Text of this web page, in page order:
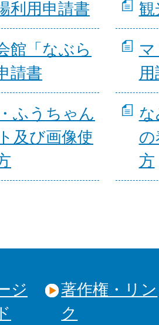
利用申請書 観
館「なぶら
請書
ふうちゃん
及び画像使
方
ジ
著作権・リン
ク